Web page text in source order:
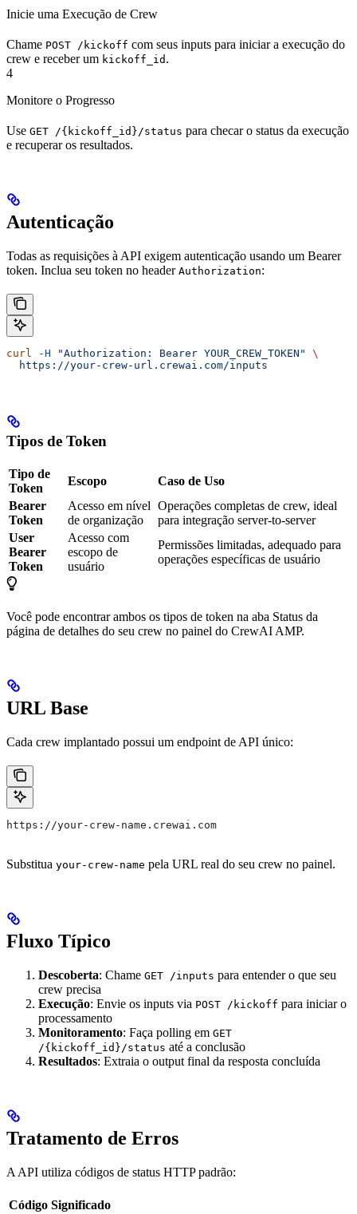
Inicie uma Execução de Crew
Chame POST /kickoff com seus inputs para iniciar a execução do
crew e receber um kickoff_id .
4
Monitore o Progresso
Use GET /{kickoff_id}/status para checar o status da execução
e recuperar os resultados.
Autenticação
Todas as requisições à API exigem autenticação usando um Bearer
token. Inclua seu token no header Authorization:
curl -H "Authorization: Bearer YOUR_CREW_TOKEN"
\
  https://your-crew-url.crewai.com/inputs
Tipos de Token
Tipo de
Token
Escopo
Caso de Uso
Bearer
Token
Acesso em nível
de organização
Operações completas de crew, ideal
para integração server-to-server
User
Bearer
Token
Acesso com
escopo de
usuário
Permissões limitadas, adequado para
operações específicas de usuário
Você pode encontrar ambos os tipos de token na aba Status da
página de detalhes do seu crew no painel do CrewAI AMP.
URL Base
Cada crew implantado possui um endpoint de API único:
https://your-crew-name.crewai.com
Substitua your-crew-name pela URL real do seu crew no painel.
Fluxo Típico
Descoberta: Chame GET /inputs para entender o que seu
crew precisa
Execução: Envie os inputs via POST /kickoff para iniciar o
processamento
Monitoramento: Faça polling em GET
/{kickoff_id}/status até a conclusão
Resultados: Extraia o output final da resposta concluída
Tratamento de Erros
A API utiliza códigos de status HTTP padrão:
Código Significado